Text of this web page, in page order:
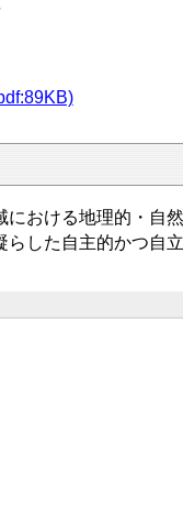
における地理的・自然
らした自主的かつ自立